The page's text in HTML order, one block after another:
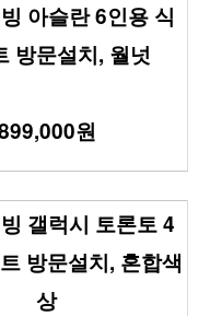
아슬란 6인용 식
방문설치, 월넛
원
갤럭시 토론토 4
방문설치, 혼합색
상